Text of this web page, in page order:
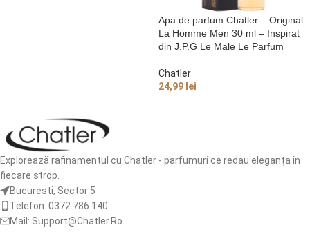
Apa de parfum Chatler – Original
La Homme Men 30 ml – Inspirat
din J.P.G Le Male Le Parfum
Chatler
24,99 lei
Explorează rafinamentul cu Chatler - parfumuri ce redau eleganța în
fiecare strop.
Bucuresti, Sector 5
Telefon: 0372 786 140
Mail: Support@Chatler.Ro